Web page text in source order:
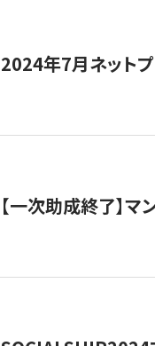
2024年7月ネット
【一次助成終了】